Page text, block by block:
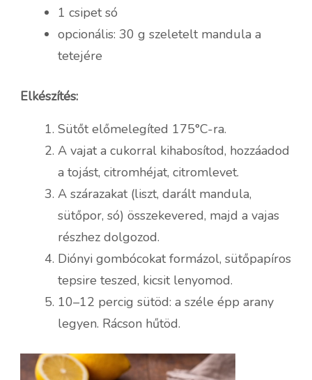
1 csipet só
opcionális: 30 g szeletelt mandula a
tetejére
Elkészítés:
Sütőt előmelegíted 175°C-ra.
A vajat a cukorral kihabosítod, hozzáadod
a tojást, citromhéjat, citromlevet.
A szárazakat (liszt, darált mandula,
sütőpor, só) összekevered, majd a vajas
részhez dolgozod.
Diónyi gombócokat formázol, sütőpapíros
tepsire teszed, kicsit lenyomod.
10–12 percig sütöd: a széle épp arany
legyen. Rácson hűtöd.